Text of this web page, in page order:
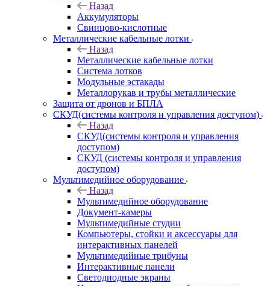
Назад
Аккумуляторы
Свинцово-кислотные
Металлические кабельные лотки
Назад
Металлические кабельные лотки
Система лотков
Модульные эстакады
Металлорукав и трубы металлические
Защита от дронов и БПЛА
СКУД(системы контроля и управления доступом)
Назад
СКУД(системы контроля и управления
доступом)
СКУД (системы контроля и управления
доступом)
Мультимедийное оборудование
Назад
Мультимедийное оборудование
Документ-камеры
Мультимедийные студии
Компьютеры, стойки и аксессуары для
интерактивных панелей
Мультимедийные трибуны
Интерактивные панели
Светодиодные экраны